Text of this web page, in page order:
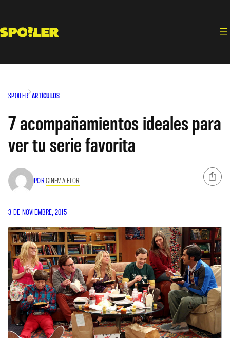
contenido
SPOILER ARTÍCULOS
7 acompañamientos ideales para
ver tu serie favorita
PORCINEMA FLOR
3 DE NOVIEMBRE, 2015